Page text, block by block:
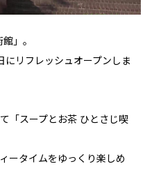
」。
にリフレッシュオープンしま
「スープとお茶 ひとさじ喫
ータイムをゆっくり楽しめ